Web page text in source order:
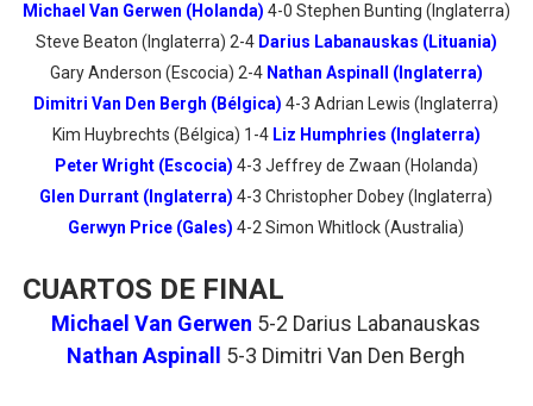
Michael Van Gerwen (Holanda) 4-0 Stephen Bunting (Inglaterra)
Steve Beaton (Inglaterra) 2-4 Darius Labanauskas (Lituania)
Gary Anderson (Escocia) 2-4 Nathan Aspinall (Inglaterra)
Dimitri Van Den Bergh (Bélgica) 4-3 Adrian Lewis (Inglaterra)
Kim Huybrechts (Bélgica) 1-4 Liz Humphries (Inglaterra)
Peter Wright (Escocia) 4-3 Jeffrey de Zwaan (Holanda)
Glen Durrant (Inglaterra) 4-3 Christopher Dobey (Inglaterra)
Gerwyn Price (Gales) 4-2 Simon Whitlock (Australia)
CUARTOS DE FINAL
Michael Van Gerwen 5-2 Darius Labanauskas
Nathan Aspinall
5-3 Dimitri Van Den Bergh